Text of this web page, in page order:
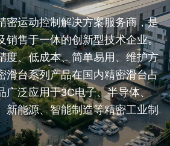
密运动控制解决方案服务商，是
销售于一体的创新型技术企业。
度、低成本、简单易用、维护方
滑台系列产品在国内精密滑台占
广泛应用于3C电子、半导体、
新能源、智能制造等精密工业制